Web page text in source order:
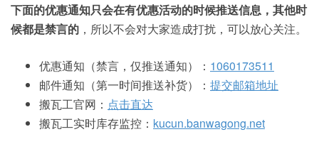
下面的优惠通知只会在有优惠活动的时候推送信息，其他时
候都是禁言的 ，所以不会对大家造成打扰，可以放心关注。
优惠通知（禁言，仅推送通知）： 1060173511
邮件通知（第一时间推送补货）： 提交邮箱地址
搬瓦工官网： 点击直达
搬瓦工实时库存监控： kucun.banwagong.net